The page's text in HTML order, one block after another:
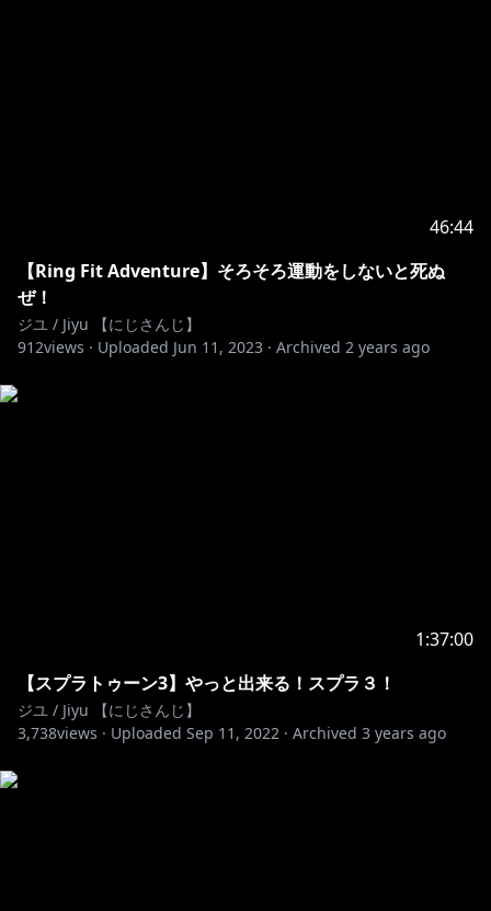
46:44
【Ring Fit Adventure】そろそろ運動をしないと死ぬ
ぜ！
ジユ / Jiyu 【にじさんじ】
912views · Uploaded Jun 11, 2023 · Archived 2 years ago
1:37:00
【スプラトゥーン3】やっと出来る！スプラ３！
ジユ / Jiyu 【にじさんじ】
3,738views · Uploaded Sep 11, 2022 · Archived 3 years ago